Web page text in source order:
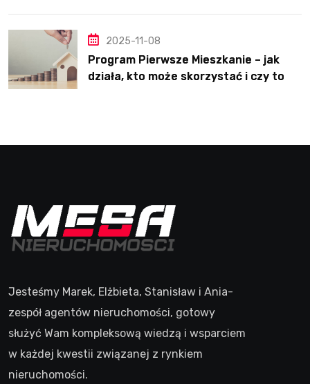
2025-11-08
Program Pierwsze Mieszkanie – jak
działa, kto może skorzystać i czy to
Jesteśmy Marek, Elżbieta, Stanisław i Ania-
zespół agentów nieruchomości, gotowy
służyć Wam kompleksową wiedzą i wsparciem
w każdej kwestii związanej z rynkiem
nieruchomości.